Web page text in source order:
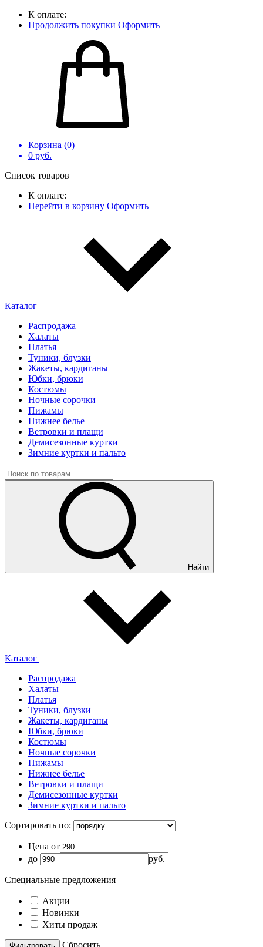
К оплате:
Продолжить покупки Оформить
Корзина (0)
0 руб.
Список товаров
К оплате:
Перейти в корзину Оформить
Каталог
Распродажа
Халаты
Платья
Туники, блузки
Жакеты, кардиганы
Юбки, брюки
Костюмы
Ночные сорочки
Пижамы
Нижнее белье
Ветровки и плащи
Демисезонные куртки
Зимние куртки и пальто
Найти
Каталог
Распродажа
Халаты
Платья
Туники, блузки
Жакеты, кардиганы
Юбки, брюки
Костюмы
Ночные сорочки
Пижамы
Нижнее белье
Ветровки и плащи
Демисезонные куртки
Зимние куртки и пальто
Сортировать по:
Цена от
до
руб.
Специальные предложения
Акции
Новинки
Хиты продаж
Cбросить